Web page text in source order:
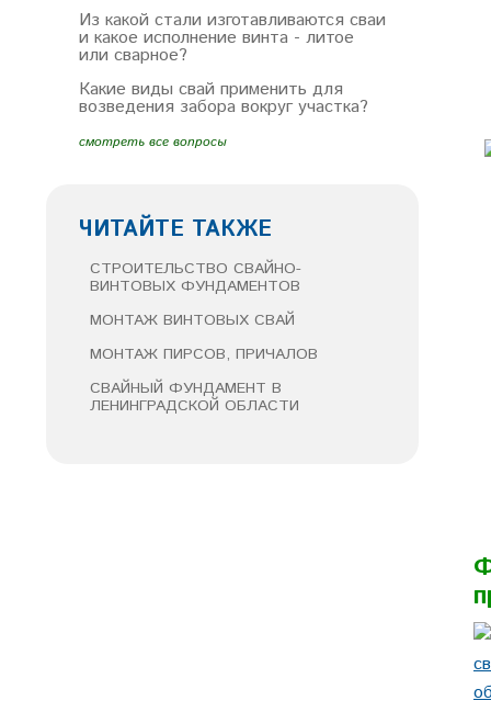
Из какой стали изготавливаются сваи
и какое исполнение винта - литое
или сварное?
Какие виды свай применить для
возведения забора вокруг участка?
смотреть все вопросы
ЧИТАЙТЕ ТАКЖЕ
СТРОИТЕЛЬСТВО СВАЙНО-
ВИНТОВЫХ ФУНДАМЕНТОВ
МОНТАЖ ВИНТОВЫХ СВАЙ
МОНТАЖ ПИРСОВ, ПРИЧАЛОВ
СВАЙНЫЙ ФУНДАМЕНТ В
ЛЕНИНГРАДСКОЙ ОБЛАСТИ